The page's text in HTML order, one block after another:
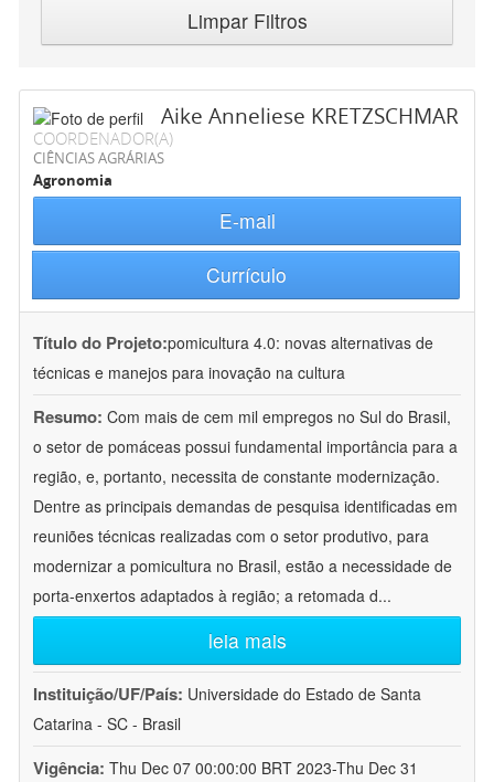
Limpar Filtros
Aike Anneliese KRETZSCHMAR
COORDENADOR(A)
CIÊNCIAS AGRÁRIAS
Agronomia
E-mail
Currículo
Título do Projeto:pomicultura 4.0: novas alternativas de
técnicas e manejos para inovação na cultura
Resumo: Com mais de cem mil empregos no Sul do Brasil,
o setor de pomáceas possui fundamental importância para a
região, e, portanto, necessita de constante modernização.
Dentre as principais demandas de pesquisa identificadas em
reuniões técnicas realizadas com o setor produtivo, para
modernizar a pomicultura no Brasil, estão a necessidade de
porta-enxertos adaptados à região; a retomada d...
leia mais
Instituição/UF/País: Universidade do Estado de Santa
Catarina - SC - Brasil
Vigência: Thu Dec 07 00:00:00 BRT 2023-Thu Dec 31